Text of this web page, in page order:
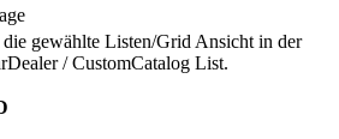
die gewählte Listen/Grid Ansicht in der
/ CustomCatalog List.